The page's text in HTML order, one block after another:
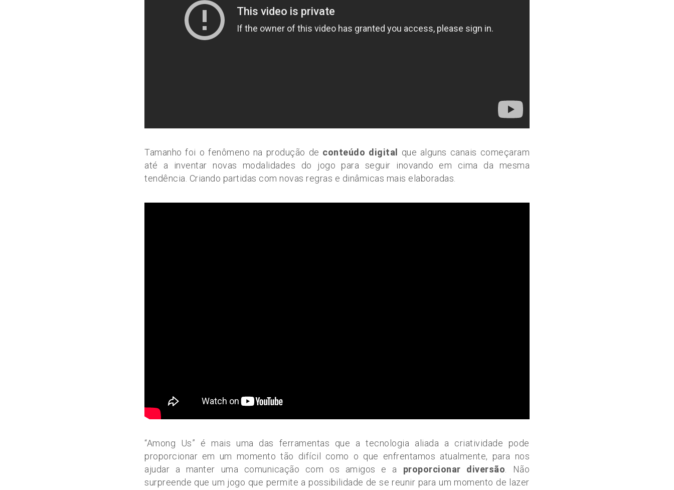
Tamanho foi o fenômeno na produção de conteúdo digital
que alguns canais começaram
até a inventar novas modalidades do jogo para seguir inovando em cima da mesma
tendência. Criando partidas com novas regras e dinâmicas mais elaboradas.
“Among Us” é mais uma das ferramentas que a tecnologia aliada a criatividade pode
proporcionar em um momento tão difícil como o que enfrentamos atualmente, para nos
ajudar a manter uma comunicação com os amigos e a proporcionar diversão . Não
surpreende que um jogo que permite a possibilidade de se reunir para um momento de lazer